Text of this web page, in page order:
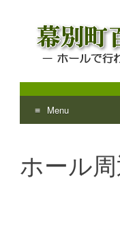
幕別
ホールで行われ
Menu
content
ホール